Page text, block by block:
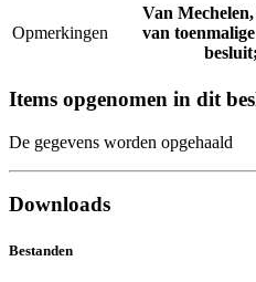
Opmerkingen
Van
van
Items opgenomen in dit
De gegevens worden opgehaald
Downloads
Bestanden